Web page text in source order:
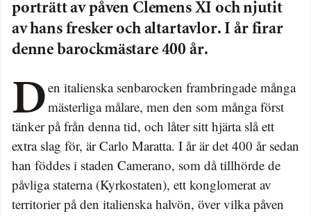
porträtt av påven Clemens XI och njutit
av hans fresker och altartavlor. I år firar
denne barockmästare 400 år.
Den italienska senbarocken frambringade mångamästerliga målare, men den som många först
tänker på från denna tid, och låter sitt hjärta slå ett
extra slag för, är Carlo Maratta. I år är det 400 år sedan
han föddes i staden Camerano, som då tillhörde de
påvliga staterna (Kyrkostaten), ett konglomerat av
territorier på den italienska halvön, över vilka påven